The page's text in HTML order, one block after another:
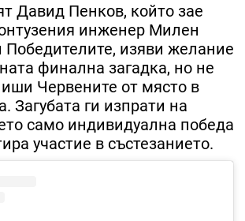
Давид Пенков, който зае
инженер Милен
изяви желание
финална загадка, но не
Червените от място в
Загубата ги изпрати на
само индивидуална победа
участие в състезанието.